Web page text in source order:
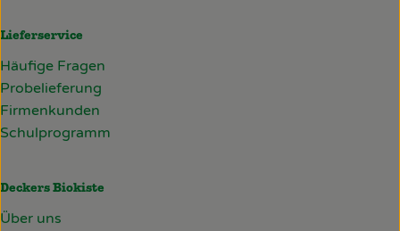
Lieferservice
Häufige Fragen
Probelieferung
Firmenkunden
Schulprogramm
Deckers Biokiste
Über uns